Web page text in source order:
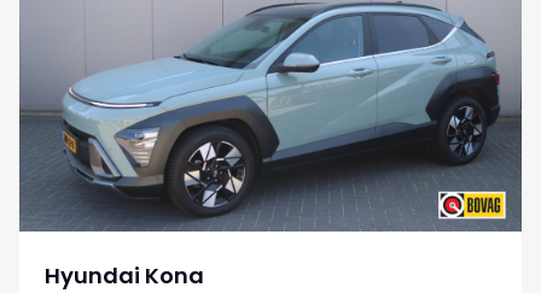
Hyundai Kona